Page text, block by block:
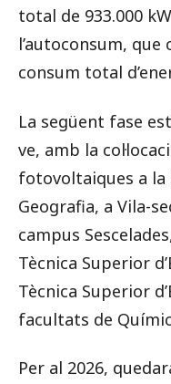
total de 933.000
l’autoconsum,
consum total
La següent fase
ve, amb la
fotovoltaiques a la
Geografia, a Vila-
campus
Tècnica Superior
Tècnica Superior
facultats de
Per al 2026,